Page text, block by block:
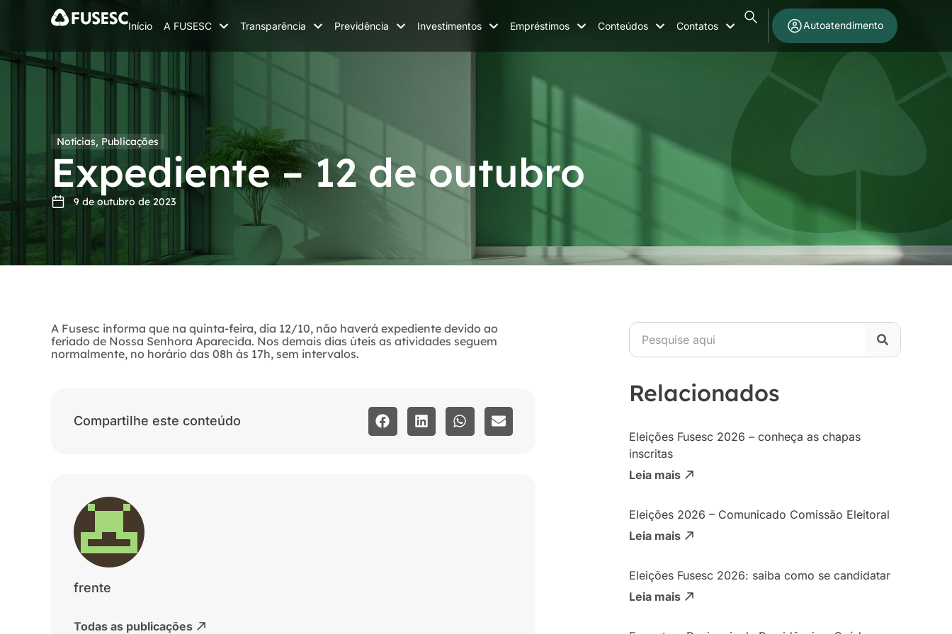
Início A FUSESC Transparência Previdência Investimentos Empréstimos Conteúdos Contatos Autoatendimento
Notícias, Publicações
Expediente – 12 de outubro
9 de outubro de 2023
A Fusesc informa que na quinta-feira, dia 12/10, não haverá expediente devido ao
feriado de Nossa Senhora Aparecida. Nos demais dias úteis as atividades seguem
normalmente, no horário das 08h às 17h, sem intervalos.
Compartilhe este conteúdo
frente
Todas as publicações
Relacionados
Eleições Fusesc 2026 – conheça as chapas
inscritas
Leia mais
Eleições 2026 – Comunicado Comissão Eleitoral
Leia mais
Eleições Fusesc 2026: saiba como se candidatar
Leia mais